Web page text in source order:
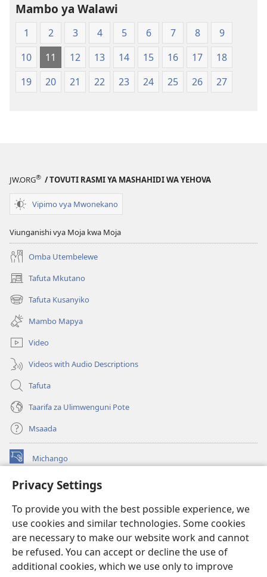
Privacy Settings
To provide you with the best possible experience, we
use cookies and similar technologies. Some cookies
are necessary to make our website work and cannot
be refused. You can accept or decline the use of
additional cookies, which we use only to improve
Tafsiri
ya
Ulimwengu
Mpya
(Chapa
ya
Mambo ya Walawi
1 2 3 4 5 6 7 8
9
10
11 12 13 14 15 16 17
18
19
20 21 22 23 24 25 26 27
JW.ORG® / TOVUTI RASMI YA MASHAHIDI WA YEHOVA
Vipimo vya Mwonekano
Viunganishi vya Moja kwa Moja
Omba Utembelewe
Tafuta Mkutano
(opens
new
window)
Tafuta Kusanyiko
(opens
new
window)
Mambo Mapya
Video
Videos with Audio Descriptions
Tafuta
Taarifa za Ulimwenguni Pote
Msaada
Michango
(opens
window)Watchtower MAKTABA KWENYE MTANDAO™
new
window)JW Hub ®
(opens
new
window)
®
Watchtower Library